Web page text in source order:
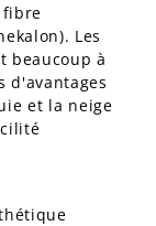
fibre
Les
beaucoup à
d'avantages
et la neige